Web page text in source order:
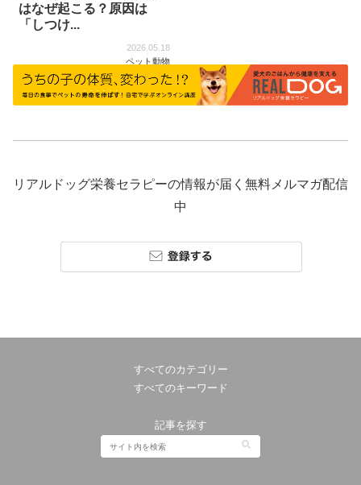
はなぜ起こる？原因は
「しつけ...
2026.05.18
ペット動物
リアルドッグ栄養セラピーの情報が届く無料メルマガ配信
中
すべてのカテゴリー
すべてのキーワード
記事を探す